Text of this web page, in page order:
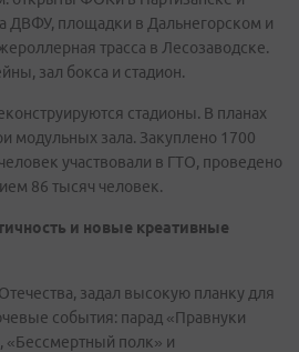
ДВФУ, площадки в Дальнегорском и
трасса в Лесозаводске.
зал бокса и стадион.
стадионы. В планах
модульных зала. Закуплено 1700
участвовали в ГТО, проведено
86 тысяч человек.
и новые креативные
задал высокую планку для
события: парад «Правнуки
полк» и